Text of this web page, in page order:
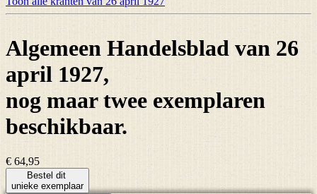
Algemeen Handelsblad van 26
april 1927,
nog maartwee exemplaren
beschikbaar.
€ 64,95
Bestel dit
unieke exemplaar